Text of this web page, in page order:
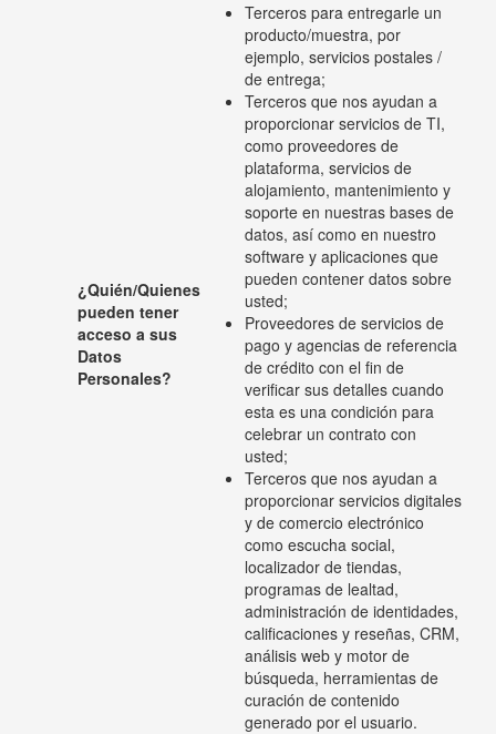
¿Quién/Quienes
pueden tener
acceso a sus
Datos
Personales?
Terceros para entregarle un
producto/muestra, por
ejemplo, servicios postales /
de entrega;
Terceros que nos ayudan a
proporcionar servicios de TI,
como proveedores de
plataforma, servicios de
alojamiento, mantenimiento y
soporte en nuestras bases de
datos, así como en nuestro
software y aplicaciones que
pueden contener datos sobre
usted;
Proveedores de servicios de
pago y agencias de referencia
de crédito con el fin de
verificar sus detalles cuando
esta es una condición para
celebrar un contrato con
usted;
Terceros que nos ayudan a
proporcionar servicios digitales
y de comercio electrónico
como escucha social,
localizador de tiendas,
programas de lealtad,
administración de identidades,
calificaciones y reseñas, CRM,
análisis web y motor de
búsqueda, herramientas de
curación de contenido
generado por el usuario.